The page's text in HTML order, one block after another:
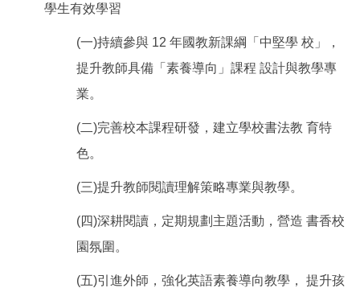
學生有效學習
(一)持續參與 12 年國教新課綱「中堅學 校」，
提升教師具備「素養導向」課程 設計與教學專
業。
(二)完善校本課程研發，建立學校書法教 育特
色。
(三)提升教師閱讀理解策略專業與教學。
(四)深耕閱讀，定期規劃主題活動，營造 書香校
園氛圍。
(五)引進外師，強化英語素養導向教學， 提升孩